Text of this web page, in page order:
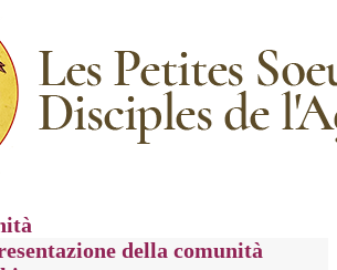
della comunità